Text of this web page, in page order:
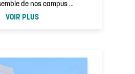
de nos campus …
VOIR PLUS